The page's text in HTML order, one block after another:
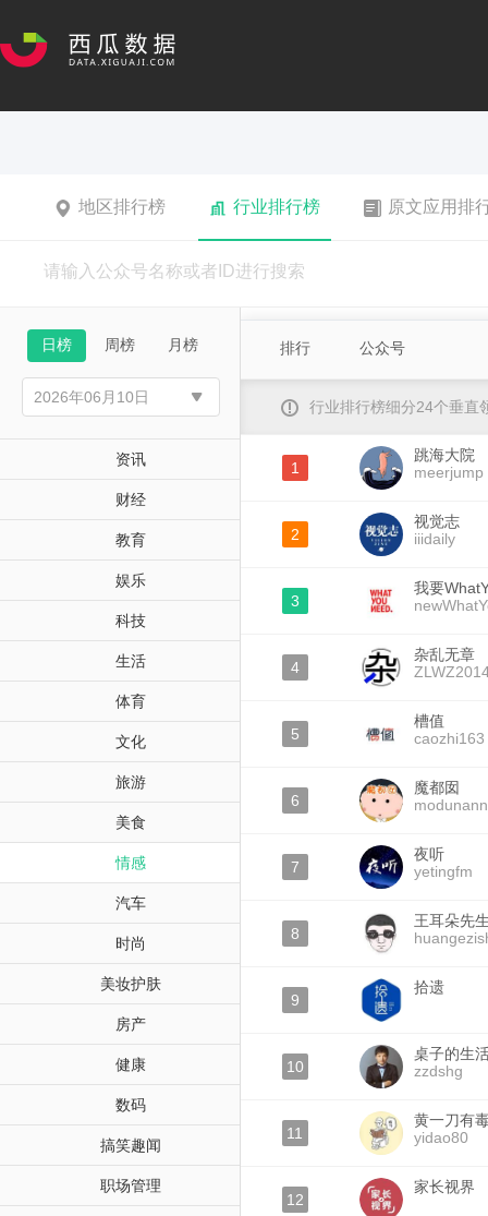
地区排行榜 行业排行榜 原文应用排
日榜 周榜 月榜
资讯
财经
教育
娱乐
科技
生活
体育
文化
旅游
美食
情感
汽车
时尚
美妆护肤
房产
健康
数码
搞笑趣闻
职场管理
排行 公众号
行业排行榜细分24个垂直
1
跳海大院
meerjump
2
视觉志
iiidaily
3
我要
4
杂乱无章
5
槽值
caozhi163
6
魔都囡
modunann
7
夜听
yetingfm
8
王耳朵先
9
拾遗
10
桌子的生
zzdshg
11
黄一刀有
yidao80
12
家长视界